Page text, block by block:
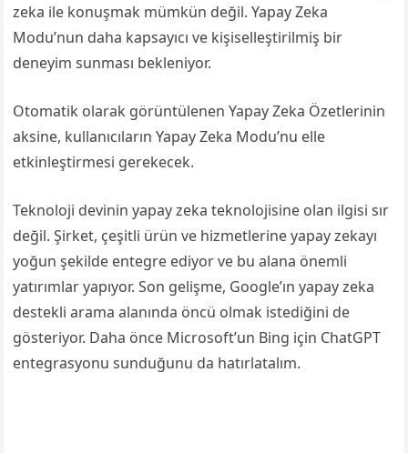
zeka ile konuşmak mümkün değil. Yapay Zeka
Modu’nun daha kapsayıcı ve kişiselleştirilmiş bir
deneyim sunması bekleniyor.
Otomatik olarak görüntülenen Yapay Zeka Özetlerinin
aksine, kullanıcıların Yapay Zeka Modu’nu elle
etkinleştirmesi gerekecek.
Teknoloji devinin yapay zeka teknolojisine olan ilgisi sır
değil. Şirket, çeşitli ürün ve hizmetlerine yapay zekayı
yoğun şekilde entegre ediyor ve bu alana önemli
yatırımlar yapıyor. Son gelişme, Google’ın yapay zeka
destekli arama alanında öncü olmak istediğini de
gösteriyor. Daha önce Microsoft’un Bing için ChatGPT
entegrasyonu sunduğunu da hatırlatalım.